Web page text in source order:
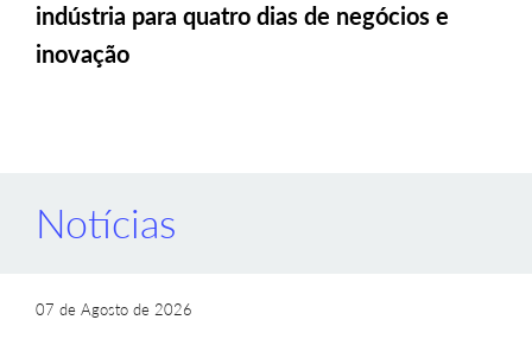
indústria para quatro dias de negócios e
inovação
Notícias
07 de Agosto de 2026